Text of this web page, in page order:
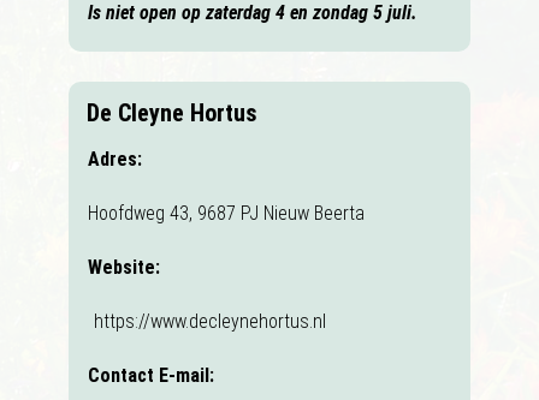
Is niet open op zaterdag 4 en zondag 5 juli.
De Cleyne Hortus
Adres:
Hoofdweg 43, 9687 PJ Nieuw Beerta
Website:
https://www.decleynehortus.nl
Contact E-mail: